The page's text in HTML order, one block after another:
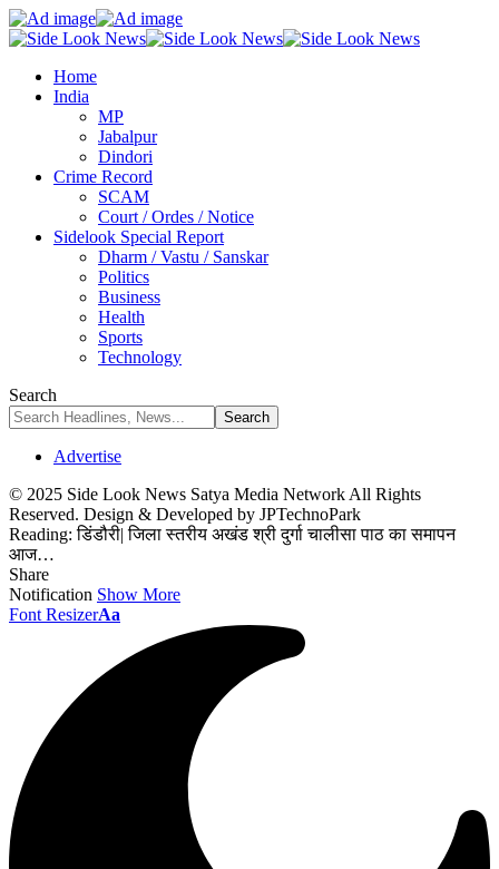
Home
India
MP
Jabalpur
Dindori
Crime Record
SCAM
Court / Ordes / Notice
Sidelook Special Report
Dharm / Vastu / Sanskar
Politics
Business
Health
Sports
Technology
Search
Advertise
© 2025 Side Look News Satya Media Network All Rights
Reserved. Design & Developed by JPTechnoPark
Reading: डिंडौरी| जिला स्तरीय अखंड श्री दुर्गा चालीसा पाठ का समापन
आज…
Share
Notification Show More
Font ResizerAa